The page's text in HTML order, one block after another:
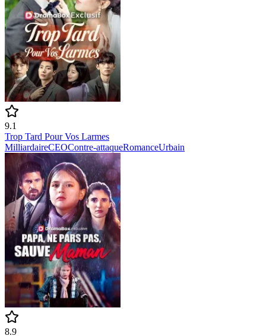
9.1
Trop Tard Pour Vos Larmes
MilliardaireCEOContre-attaqueRomanceUrbain
8.9